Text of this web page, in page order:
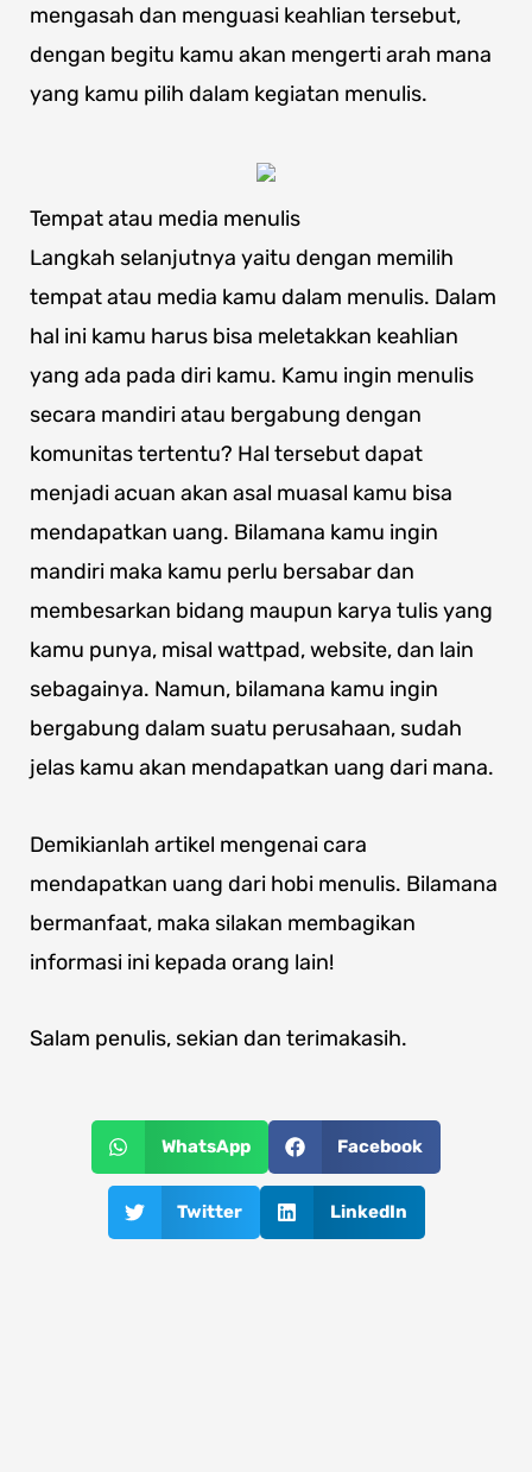
mengasah dan menguasi keahlian tersebut,
dengan begitu kamu akan mengerti arah mana
yang kamu pilih dalam kegiatan menulis.
Tempat atau media menulis
Langkah selanjutnya yaitu dengan memilih
tempat atau media kamu dalam menulis. Dalam
hal ini kamu harus bisa meletakkan keahlian
yang ada pada diri kamu. Kamu ingin menulis
secara mandiri atau bergabung dengan
komunitas tertentu? Hal tersebut dapat
menjadi acuan akan asal muasal kamu bisa
mendapatkan uang. Bilamana kamu ingin
mandiri maka kamu perlu bersabar dan
membesarkan bidang maupun karya tulis yang
kamu punya, misal wattpad, website, dan lain
sebagainya. Namun, bilamana kamu ingin
bergabung dalam suatu perusahaan, sudah
jelas kamu akan mendapatkan uang dari mana.
Demikianlah artikel mengenai cara
mendapatkan uang dari hobi menulis. Bilamana
bermanfaat, maka silakan membagikan
informasi ini kepada orang lain!
Salam penulis, sekian dan terimakasih.
WhatsApp Facebook
Twitter LinkedIn